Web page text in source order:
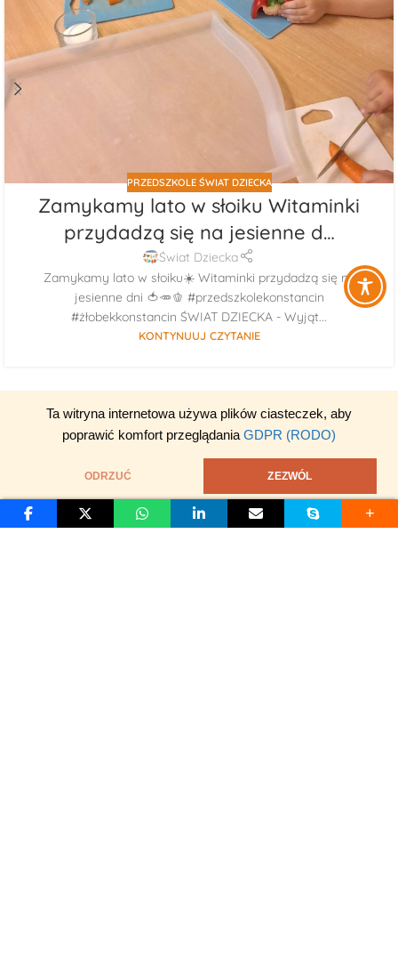
Ta witryna internetowa używa plików ciasteczek, aby
poprawić komfort przeglądania GDPR (RODO)
ODRZUĆ ZEZWÓL
PRZEDSZKOLE ŚWIAT DZIECKA
Zamykamy lato w słoiku Witaminki
przydadzą się na jesienne d…
Świat Dziecka
Zamykamy lato w słoiku☀️ Witaminki przydadzą się na
jesienne dni 🍅🥕🫑 #przedszkolekonstancin
#żłobekkonstancin ŚWIAT DZIECKA - Wyjąt...
KONTYNUUJ CZYTANIE